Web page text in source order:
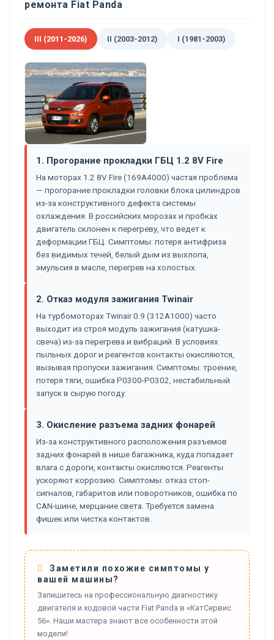
ремонта Fiat Panda
III (2011-2026) II (2003-2012) I (1981-2003)
1. Прогорание прокладки ГБЦ 1.2 8V Fire
На моторах 1.2 8V Fire (169A4000) частая проблема
— прогорание прокладки головки блока цилиндров
из-за конструктивного дефекта системы
охлаждения. В российских морозах и пробках
двигатель склонен к перегреву, что ведет к
деформации ГБЦ. Симптомы: потеря антифриза
без видимых течей, белый дым из выхлопа,
эмульсия в масле, перегрев на холостых.
2. Отказ модуля зажигания Twinair
На турбомоторах Twinair 0.9 (312A1000) часто
выходит из строя модуль зажигания (катушка-
свеча) из-за перегрева и вибраций. В условиях
пыльных дорог и реагентов контакты окисляются,
вызывая пропуски зажигания. Симптомы: троение,
потеря тяги, ошибка P0300-P0302, нестабильный
запуск в сырую погоду.
3. Окисление разъема задних фонарей
Из-за конструктивного расположения разъемов
задних фонарей в нише багажника, куда попадает
влага с дороги, контакты окисляются. Реагенты
ускоряют коррозию. Симптомы: отказ стоп-
сигналов, габаритов или поворотников, ошибка по
CAN-шине, мерцание света. Требуется замена
фишек или чистка контактов.
Заметили похожие симптомы у
вашей машины?
Запишитесь на профессиональную диагностику
двигателя и ходовой части Fiat Panda в «КатСервис
56». Наши мастера знают все особенности этой
модели!